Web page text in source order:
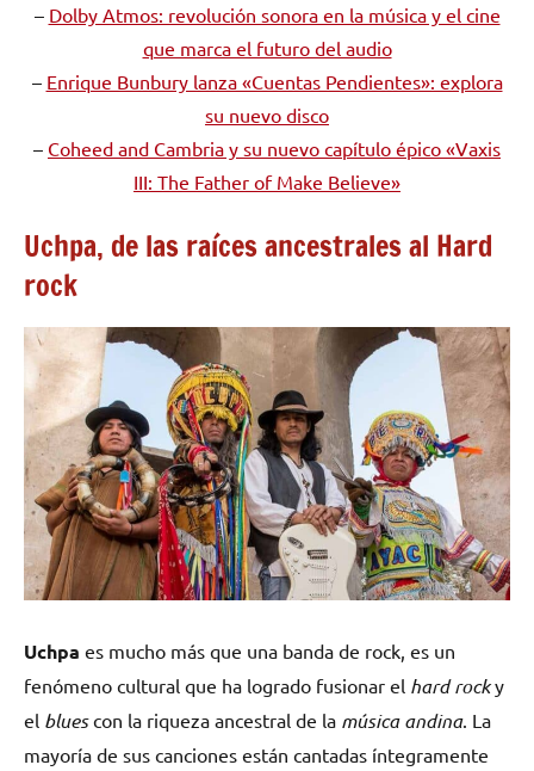
– Dolby Atmos: revolución sonora en la música y el cine
que marca el futuro del audio
– Enrique Bunbury lanza «Cuentas Pendientes»: explora
su nuevo disco
– Coheed and Cambria y su nuevo capítulo épico «Vaxis
III: The Father of Make Believe»
Uchpa, de las raíces ancestrales al Hard
rock
Uchpa es mucho más que una banda de rock, es un
fenómeno cultural que ha logrado fusionar el hard rocky
el bluescon la riqueza ancestral de la música andina. La
mayoría de sus canciones están cantadas íntegramente